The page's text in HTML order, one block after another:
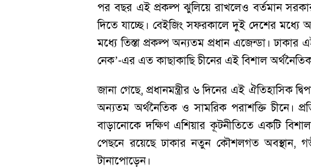
পর বছর এই প্রকল্প ঝুলিয়ে রাখলেও বর্তমান সরকার
দিতে যাচ্ছে। বেইজিং সফরকালে দুই দেশের মধ্যে
মধ্যে তিস্তা প্রকল্প অন্যতম প্রধান এজেন্ডা।
নেক’-এর এত কাছাকাছি চীনের এই বিশাল অর্থনৈতিক
জানা গেছে, প্রধানমন্ত্রীর ৬ দিনের এই ঐতিহাসিক
অন্যতম অর্থনৈতিক ও সামরিক পরাশক্তি চীনে।
বাড়ানোকে দক্ষিণ এশিয়ার কূটনীতিতে একটি
পেছনে রয়েছে ঢাকার নতুন কৌশলগত অবস্থান,
টানাপোড়েন।